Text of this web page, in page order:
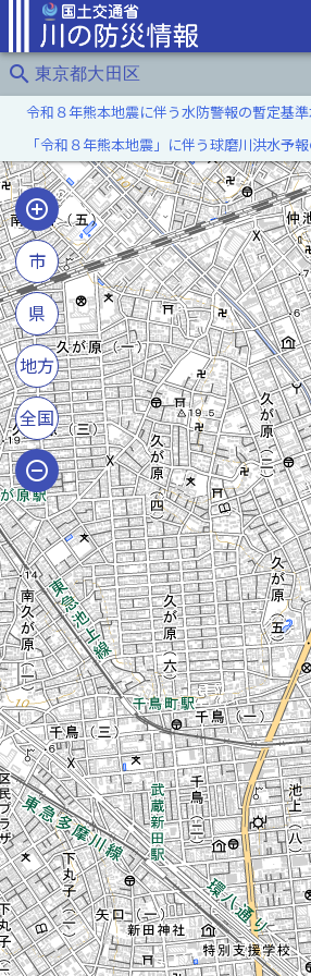
search 東京都大田区
令和８年熊本地震に伴う水防警報の暫定基
「令和８年熊本地震」に伴う球磨川洪水予
市
県
地方
全国